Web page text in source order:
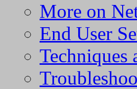
More on
End User
Techniques